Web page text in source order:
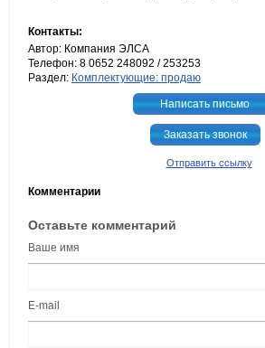
Контакты:
Автор: Компания ЭЛСА
Телефон: 8 0652 248092 / 253253
Раздел: Комплектующие: продаю
Написать письмо
Заказать звонок
Отправить ссылку
Комментарии
Оставьте комментарий
Ваше имя
E-mail